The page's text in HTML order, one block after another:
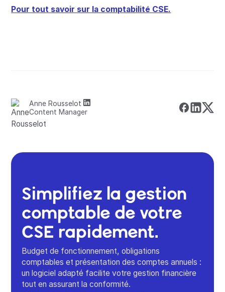
Pour tout savoir sur la comptabilité CSE.
Anne Rousselot
Content Manager
Simplifiez la gestion
comptable de votre
CSE rapidement.
Budget de fonctionnement, obligations
comptables et présentation des comptes annuels :
un logiciel adapté facilite votre gestion financière
tout en assurant la conformité.